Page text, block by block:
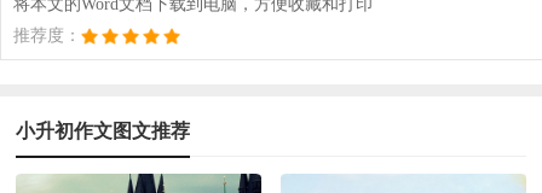
将本文的Word文档下载到电脑，方便收藏和打印
推荐度：
小升初作文图文推荐